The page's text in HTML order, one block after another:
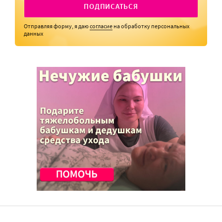
ПОДПИСАТЬСЯ
Отправляя форму, я даюсогласие на обработку персональных
данных